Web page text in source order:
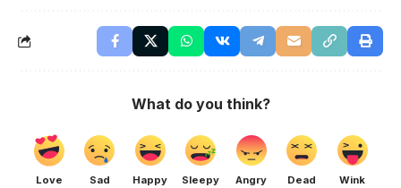
What do you think?
Love Sad Happy Sleepy Angry Dead Wink